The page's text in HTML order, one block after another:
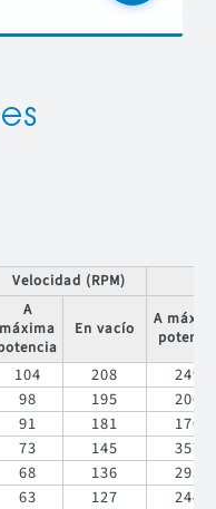
Velocidad (RPM)
A
máxima
En vacío
A
104 208
249
98 195
206
91 181 170
73 145
357
68 136
295
63 127 244